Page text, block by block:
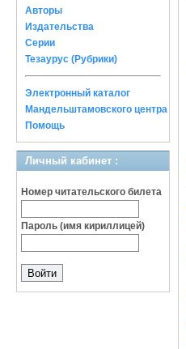
Авторы
Издательства
Серии
Тезаурус (Рубрики)
Электронный каталог
Мандельштамовского центра
Помощь
Личный кабинет :
Номер читательского билета
Пароль (имя кириллицей)